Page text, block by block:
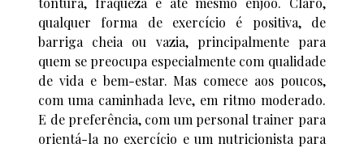
qualquer forma de exercício é positiva, de
barriga cheia ou vazia, principalmente para
quem se preocupa especialmente com qualidade
de vida e bem-estar. Mas comece aos poucos,
com uma caminhada leve, em ritmo moderado.
E de preferência, com um personal trainer para
orientá-la no exercício e um nutricionista para